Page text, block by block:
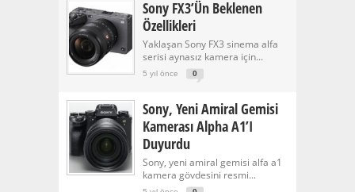
Sony FX3’ün Beklenen
Özellikleri
Yaklaşan Sony FX3 sinema alfa
serisi aynasız kamera için...
5 yıl önce 0
Sony, Yeni Amiral Gemisi
Kamerası Alpha A1’i
Duyurdu
Sony, yeni amiral gemisi alfa a1
kamera gövdesini resmi...